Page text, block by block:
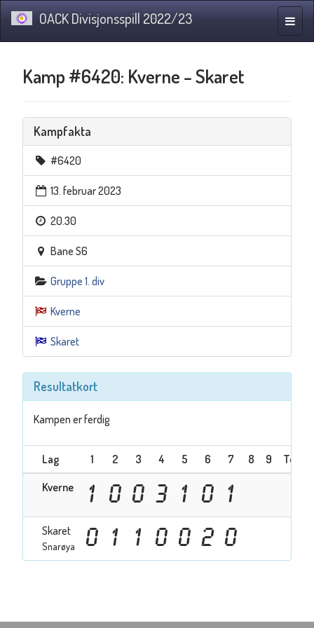
OACK Divisjonsspill 2022/23
Kamp #6420: Kverne – Skaret
Kampfakta
#6420
13. februar 2023
20.30
Bane S6
Gruppe 1. div
Kverne
Skaret
Resultatkort
Kampen er ferdig
Lag 1 2 3 4 5 6 7 8 9
Totalt
Kverne
1 0 0 3 1 0 1
Skaret
Snarøya 0 1 1 0 0 2 0